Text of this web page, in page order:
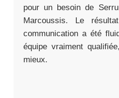
pour un besoin de
Marcoussis. Le
communication a été
équipe vraiment
mieux.